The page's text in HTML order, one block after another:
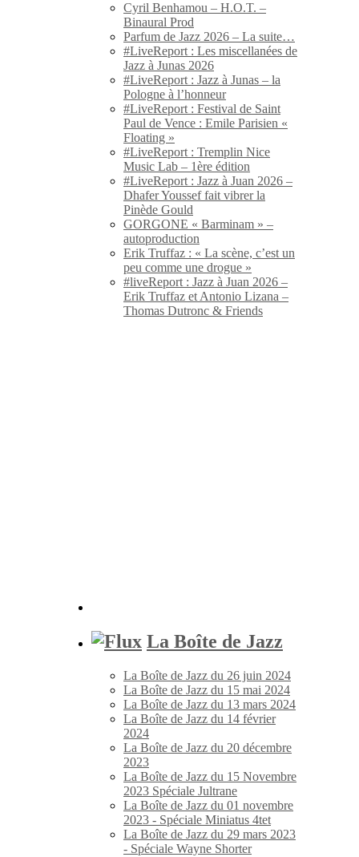
Cyril Benhamou – H.O.T. –
Binaural Prod
Parfum de Jazz 2026 – La suite…
#LiveReport : Les miscellanées de
Jazz à Junas 2026
#LiveReport : Jazz à Junas – la
Pologne à l’honneur
#LiveReport : Festival de Saint
Paul de Vence : Emile Parisien «
Floating »
#LiveReport : Tremplin Nice
Music Lab – 1ère édition
#LiveReport : Jazz à Juan 2026 –
Dhafer Youssef fait vibrer la
Pinède Gould
GORGONE « Barminam » –
autoproduction
Erik Truffaz : « La scène, c’est un
peu comme une drogue »
#liveReport : Jazz à Juan 2026 –
Erik Truffaz et Antonio Lizana –
Thomas Dutronc & Friends
La Boîte de Jazz
La Boîte de Jazz du 26 juin 2024
La Boîte de Jazz du 15 mai 2024
La Boîte de Jazz du 13 mars 2024
La Boîte de Jazz du 14 février
2024
La Boîte de Jazz du 20 décembre
2023
La Boîte de Jazz du 15 Novembre
2023 Spéciale Jultrane
La Boîte de Jazz du 01 novembre
2023 - Spéciale Miniatus 4tet
La Boîte de Jazz du 29 mars 2023
- Spéciale Wayne Shorter